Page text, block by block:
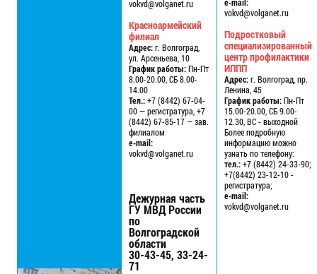
vokvd@volganet.ru
Красноармейский
филиал
Адрес:г. Волгоград,
ул. Арсеньева, 10
График работы:Пн-Пт
8.00-20.00, СБ 8.00-
14.00
Тел.:+7 (8442) 67-04-
00 — регистратура, +7
(8442) 67-85-17 — зав.
филиалом
e-mail:
vokvd@volganet.ru
Дежурная часть
ГУ МВД России
по
Волгоградской
области
30-43-45, 33-24-
71
vokvd@volganet.ru
Подростковый
специализированный
центр профилактики
ИППП
Адрес:г. Волгоград, пр.
Ленина, 45
График работы:Пн-Пт
15.00-20.00, СБ 9.00-
12.30, ВС - выходной
Более подробную
информацию можно
узнать по телефону:
тел.:+7 (8442) 24-33-90;
+7(8442) 23-12-10 -
регистратура;
e-mail:
vokvd@volganet.ru